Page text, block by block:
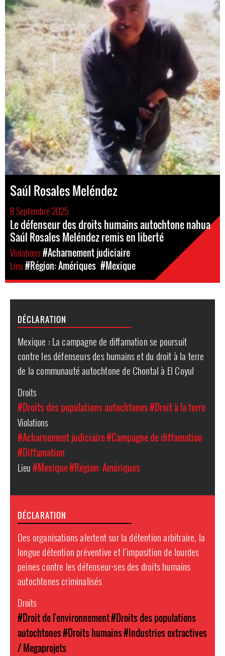
Saúl Rosales Meléndez
8 Septembre 2025
Le défenseur des droits humains autochtone nahua
Saúl Rosales Meléndez remis en liberté
Violations#Acharnement judiciaire
Lieu#Région: Amériques #Mexique
DÉCLARATION
Mexique : La campagne de diffamation se poursuit
contre les défenseurs des humains et du droit à la terre
de la communauté autochtone de Chontal à El Coyul
Droits
#Droits des populations autochtones#Droit à la terre
Violations
#Acharnement judiciaire#Campagne de diffamation
#Diffamation
Lieu#Mexique#Région: Amériques
DÉCLARATION
Des organisations alertent sur la détention arbitraire, la
longue détention préventive et l’imposition de lourdes
peines contre les défenseur⸱ses des droits humains
autochtones criminalisés
Droits
#Droit de l'environnement#Droits des populations
autochtones#Droits humains#Industries extractives
/ Megaprojets